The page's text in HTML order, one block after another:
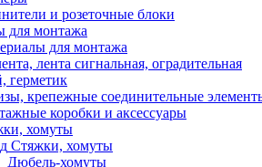
и розеточные блоки
для монтажа
для монтажа
лента сигнальная, оградительная
герметик
крепежные соединительные
коробки и аксессуары
хомуты
Стяжки, хомуты
Дюбель-хомуты